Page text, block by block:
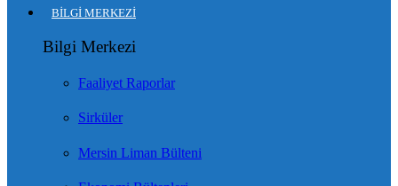
BİLGİ MERKEZİ
Bilgi Merkezi
Faaliyet Raporlar
Sirküler
Mersin Liman Bülteni